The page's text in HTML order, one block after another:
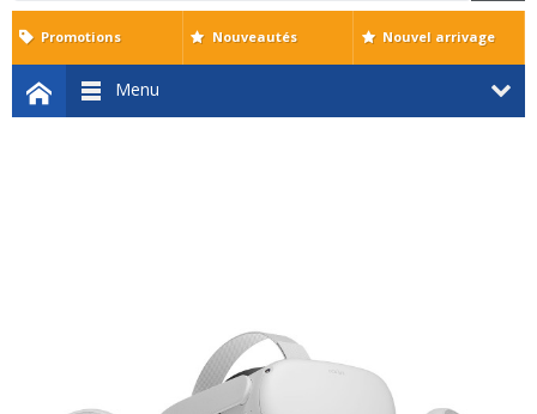
Menu
Promotions Nouveautés Nouvel arrivage